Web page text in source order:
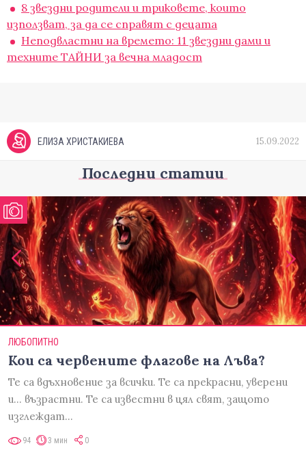
8 звездни родители и триковете, които
използват, за да се справят с децата
Неподвластни на времето: 11 звездни дами и
техните ТАЙНИ за вечна младост
ЕЛИЗА ХРИСТАКИЕВА 15.09.2022
Последни статии
ЛЮБОПИТНО
Кои са червените флагове на Лъва?
Те са вдъхновение за всички. Те са прекрасни, уверени
и... възрастни. Те са известни в цял свят, защото
изглеждат…
94 3 мин 0